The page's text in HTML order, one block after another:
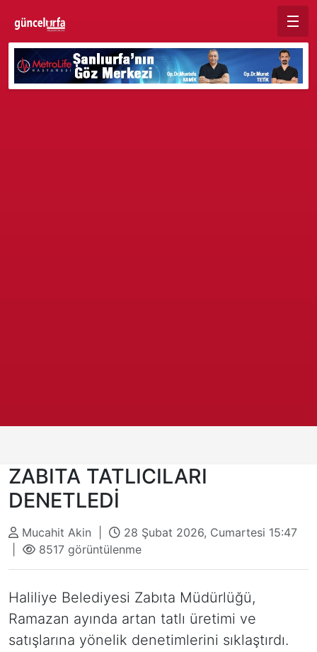
ZABITA TATLICILARI
DENETLEDİ
Mucahit Akin |
28 Şubat 2026, Cumartesi 15:47
8517 görüntülenme
Haliliye Belediyesi Zabıta Müdürlüğü,
Ramazan ayında artan tatlı üretimi ve
satışlarına yönelik denetimlerini sıklaştırdı.